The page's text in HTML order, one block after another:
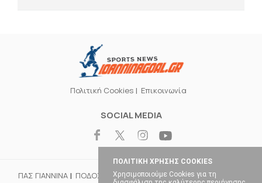
ΠΟΛΙΤΙΚΗ ΧΡΗΣΗΣ COOKIES
Χρησιμοποιούμε Cookies για τη
Πολιτική Cookies Επικοινωνία
SOCIAL MEDIA
ΠΑΣ ΓΙΑΝΝΙΝΑ ΠΟΔΟΣΦΑΙΡΟ ΜΠΑΣΚΕΤ ΒΟΛΕΪ
ΧΑΝΤΜΠΟΛ